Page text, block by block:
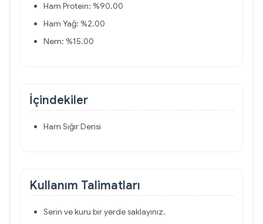
Ham Protein: %90.00
Ham Yağ: %2.00
Nem: %15.00
İçindekiler
Ham Sığır Derisi
Kullanım Talimatları
Serin ve kuru bir yerde saklayınız.